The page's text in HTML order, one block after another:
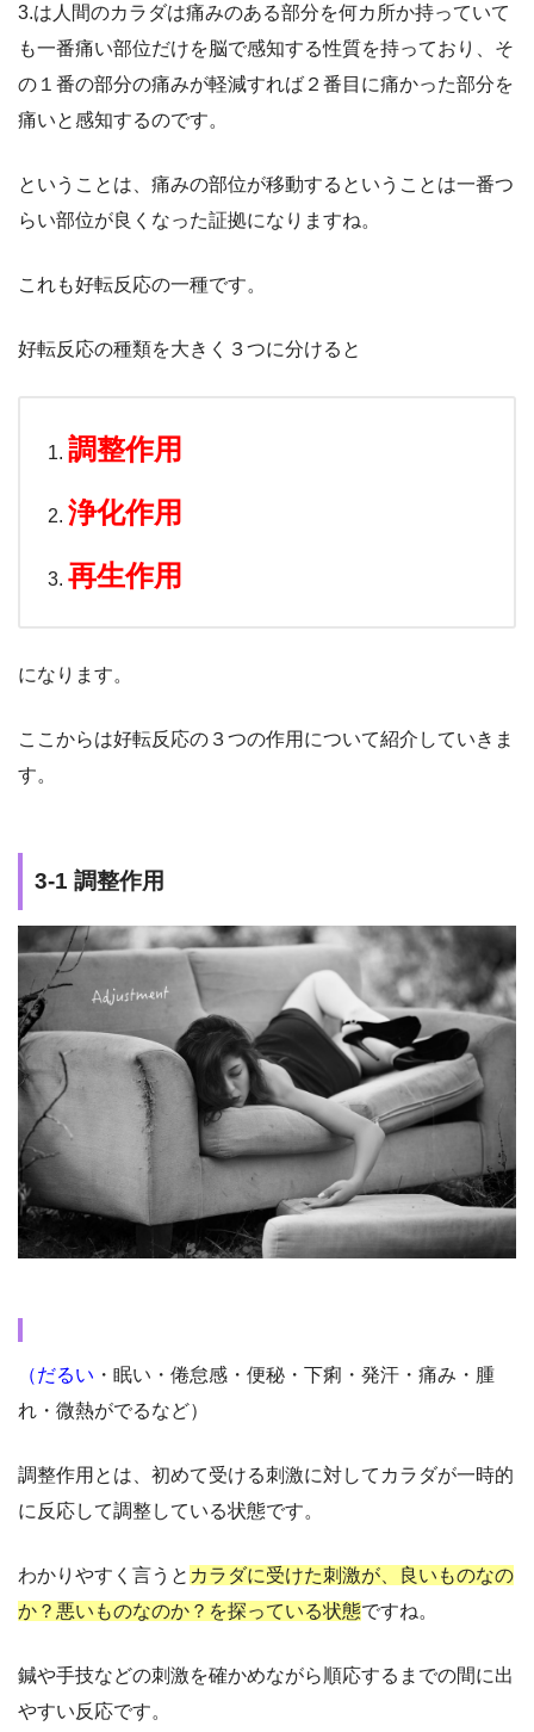
3.は人間のカラダは痛みのある部分を何カ所か持っていて
も一番痛い部位だけを脳で感知する性質を持っており、そ
の１番の部分の痛みが軽減すれば２番目に痛かった部分を
痛いと感知するのです。
ということは、痛みの部位が移動するということは一番つ
らい部位が良くなった証拠になりますね。
これも好転反応の一種です。
好転反応の種類を大きく３つに分けると
調整作用
浄化作用
再生作用
になります。
ここからは好転反応の３つの作用について紹介していきま
す。
3-1 調整作用
（だるい ・眠い・倦怠感・便秘・下痢・発汗・痛み・腫
れ・微熱がでるなど）
調整作用とは、初めて受ける刺激に対してカラダが一時的
に反応して調整している状態です。
わかりやすく言うと カラダに受けた刺激が、良いものなの
か？悪いものなのか？を探っている状態ですね。
鍼や手技などの刺激を確かめながら順応するまでの間に出
やすい反応です。